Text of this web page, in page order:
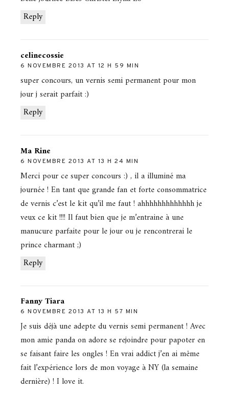
Reply
celinecossie
6 NOVEMBRE 2013 AT 12 H 59 MIN
Reply
super concours, un vernis semi permanent pour mon
jour j serait parfait :)
Ma Rine
6 NOVEMBRE 2013 AT 13 H 24 MIN
Reply
Merci pour ce super concours :) , il a illuminé ma
journée ! En tant que grande fan et forte consommatrice
de vernis c’est le kit qu’il me faut ! ahhhhhhhhhhhhh je
veux ce kit !!!! Il faut bien que je m’entraine à une
manucure parfaite pour le jour ou je rencontrerai le
prince charmant ;)
Fanny Tiara
6 NOVEMBRE 2013 AT 13 H 57 MIN
Je suis déjà une adepte du vernis semi permanent ! Avec
mon amie panda on adore se rejoindre pour papoter en
se faisant faire les ongles ! En vrai addict j’en ai même
fait l’expérience lors de mon voyage à NY (la semaine
dernière) ! I love it.